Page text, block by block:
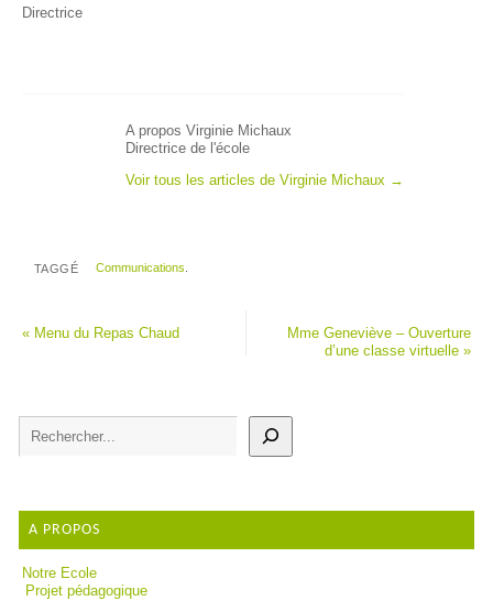
Directrice
A propos Virginie Michaux
Directrice de l'école
Voir tous les articles de Virginie Michaux →
TAGGÉ Communications
«Menu du Repas Chaud
Mme Geneviève – Ouverture
d’une classe virtuelle»
A PROPOS
Notre Ecole
Projet pédagogique